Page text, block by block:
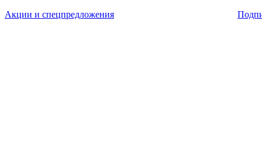
Акции и спецпредложения